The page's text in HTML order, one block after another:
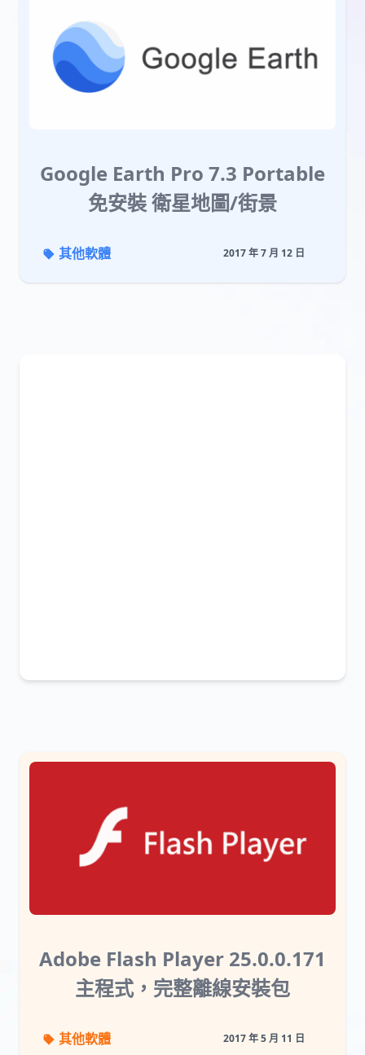
Google Earth Pro 7.3 Portable
免安裝 衛星地圖/街景
其他軟體 2017 年 7 月 12 日
Adobe Flash Player 25.0.0.171
主程式，完整離線安裝包
其他軟體 2017 年 5 月 11 日